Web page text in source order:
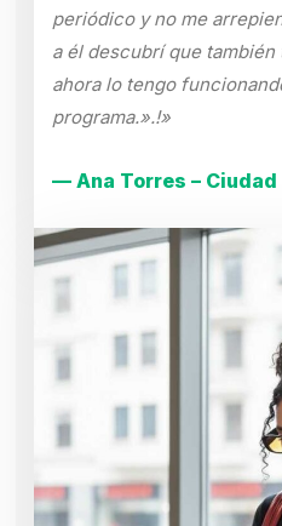
periódico y no me
a él descubrí que
ahora lo tengo
programa.».!»
— Ana Torres –